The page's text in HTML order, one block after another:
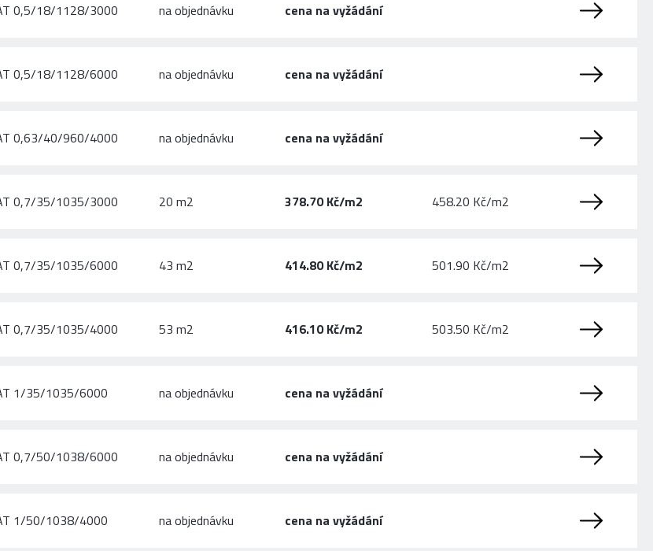
0,5/18/1128/3000 na objednávku cena na vyžádání
0,5/18/1128/6000 na objednávku cena na vyžádání
0,63/40/960/4000 na objednávku cena na vyžádání
0,7/35/1035/3000 20 m2 378.70 Kč/m2 458.20 Kč/m2
0,7/35/1035/6000 43 m2 414.80 Kč/m2 501.90 Kč/m2
0,7/35/1035/4000 53 m2 416.10 Kč/m2 503.50 Kč/m2
1/35/1035/6000 na objednávku cena na vyžádání
0,7/50/1038/6000 na objednávku cena na vyžádání
1/50/1038/4000 na objednávku cena na vyžádání